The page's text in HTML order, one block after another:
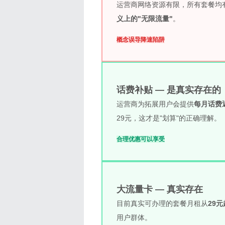
运营商网络资源有限，所有套餐
义上的"无限流量"。
概念误导降速陷阱
话费补贴 — 是真实存在的
运营商为拓展用户会提供每月话费
29元，这才是"划算"的正确理解。
合理优惠可以享受
大流量卡 — 真实存在
目前真实可办理的套餐月租从29元
用户群体。